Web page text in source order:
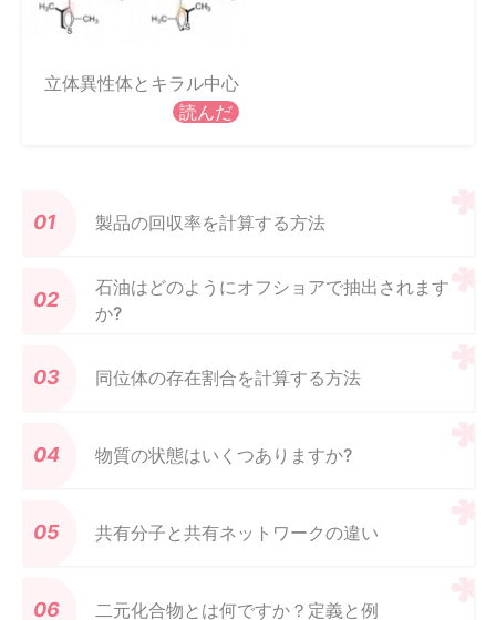
立体異性体とキラル中心
読んだ
製品の回収率を計算する方法
石油はどのようにオフショアで抽出されます
か?
同位体の存在割合を計算する方法
物質の状態はいくつありますか?
共有分子と共有ネットワークの違い
二元化合物とは何ですか？定義と例